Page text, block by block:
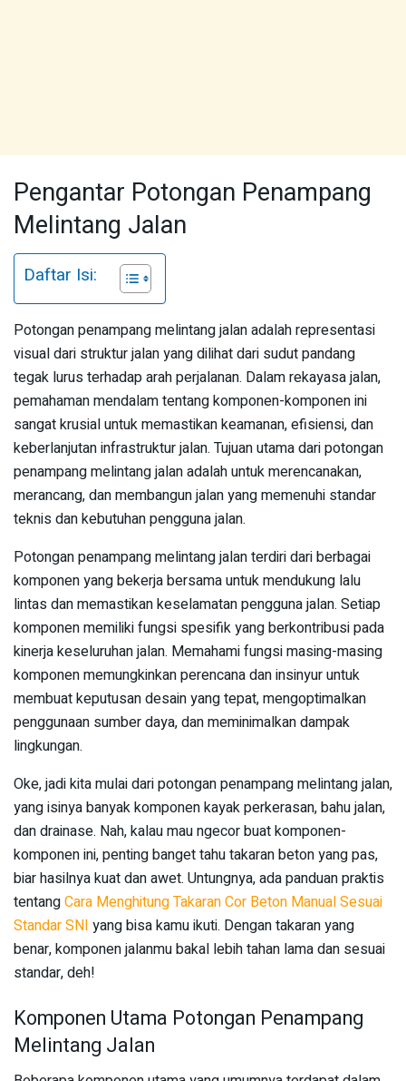
Pengantar Potongan Penampang
Melintang Jalan
Daftar Isi:
Potongan penampang melintang jalan adalah representasi
visual dari struktur jalan yang dilihat dari sudut pandang
tegak lurus terhadap arah perjalanan. Dalam rekayasa jalan,
pemahaman mendalam tentang komponen-komponen ini
sangat krusial untuk memastikan keamanan, efisiensi, dan
keberlanjutan infrastruktur jalan. Tujuan utama dari potongan
penampang melintang jalan adalah untuk merencanakan,
merancang, dan membangun jalan yang memenuhi standar
teknis dan kebutuhan pengguna jalan.
Potongan penampang melintang jalan terdiri dari berbagai
komponen yang bekerja bersama untuk mendukung lalu
lintas dan memastikan keselamatan pengguna jalan. Setiap
komponen memiliki fungsi spesifik yang berkontribusi pada
kinerja keseluruhan jalan. Memahami fungsi masing-masing
komponen memungkinkan perencana dan insinyur untuk
membuat keputusan desain yang tepat, mengoptimalkan
penggunaan sumber daya, dan meminimalkan dampak
lingkungan.
Oke, jadi kita mulai dari potongan penampang melintang jalan,
yang isinya banyak komponen kayak perkerasan, bahu jalan,
dan drainase. Nah, kalau mau ngecor buat komponen-
komponen ini, penting banget tahu takaran beton yang pas,
biar hasilnya kuat dan awet. Untungnya, ada panduan praktis
tentangCara Menghitung Takaran Cor Beton Manual Sesuai
Standar SNI yang bisa kamu ikuti. Dengan takaran yang
benar, komponen jalanmu bakal lebih tahan lama dan sesuai
standar, deh!
Komponen Utama Potongan Penampang
Melintang Jalan